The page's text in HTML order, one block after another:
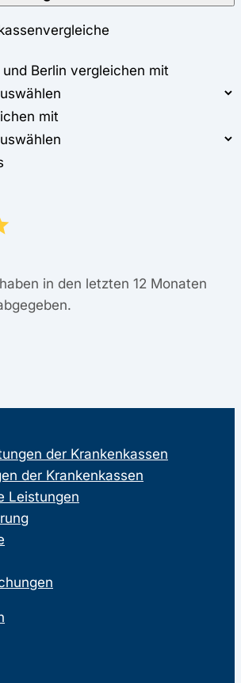
und Berlin vergleichen mit
mit
in den letzten 12 Monaten
der Krankenkassen
der Krankenkassen
Leistungen